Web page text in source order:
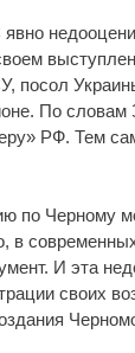
посол
По
РФ. Тем
по
в
И эта
своих